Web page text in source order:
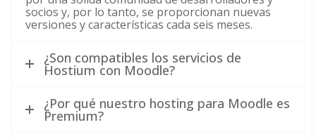
socios y, por lo tanto, se proporcionan nuevas
versiones y características cada seis meses.
¿Son compatibles los servicios de
Hostium con Moodle?
¿Por qué nuestro hosting para Moodle es
Premium?